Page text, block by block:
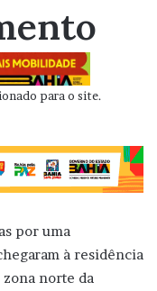
para o site.
por uma
à residência
zona norte da